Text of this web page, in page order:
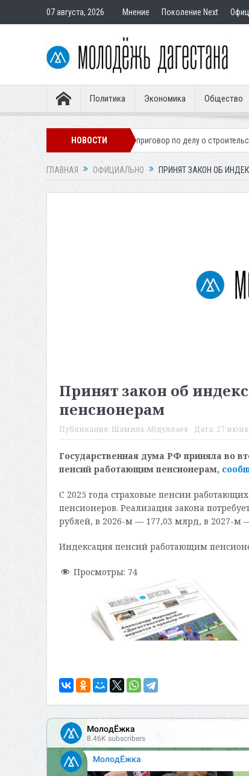
07 августа, 2026 Мнение Поколение Next
Политика Экономика Общество
НОВОСТИ
Вынесен приговор по делу о строительстве гостиницы
ГЛАВНАЯ ОФИЦИАЛЬНО ПРИНЯТ ЗАКОН ОБ
Принят закон об
пенсионерам
Публикация: Шамиль Абдуллаев Дата: 27
Государственная дума РФ приняла во
пенсий работающим пенсионерам,
С 2025 года страховые пенсии
пенсионеров. Реализация закона
рублей, в 2026-м — 177,03 млрд, в 2027-м
Индексация пенсий работающим
Просмотры: 74